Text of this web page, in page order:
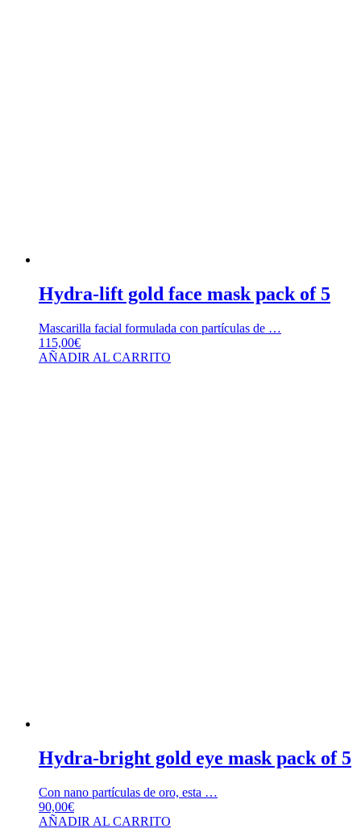
Hydra-lift gold face mask pack of 5
Mascarilla facial formulada con partículas de …
115,00€
AÑADIR AL CARRITO
Hydra-bright gold eye mask pack of 5
Con nano partículas de oro, esta …
90,00€
AÑADIR AL CARRITO